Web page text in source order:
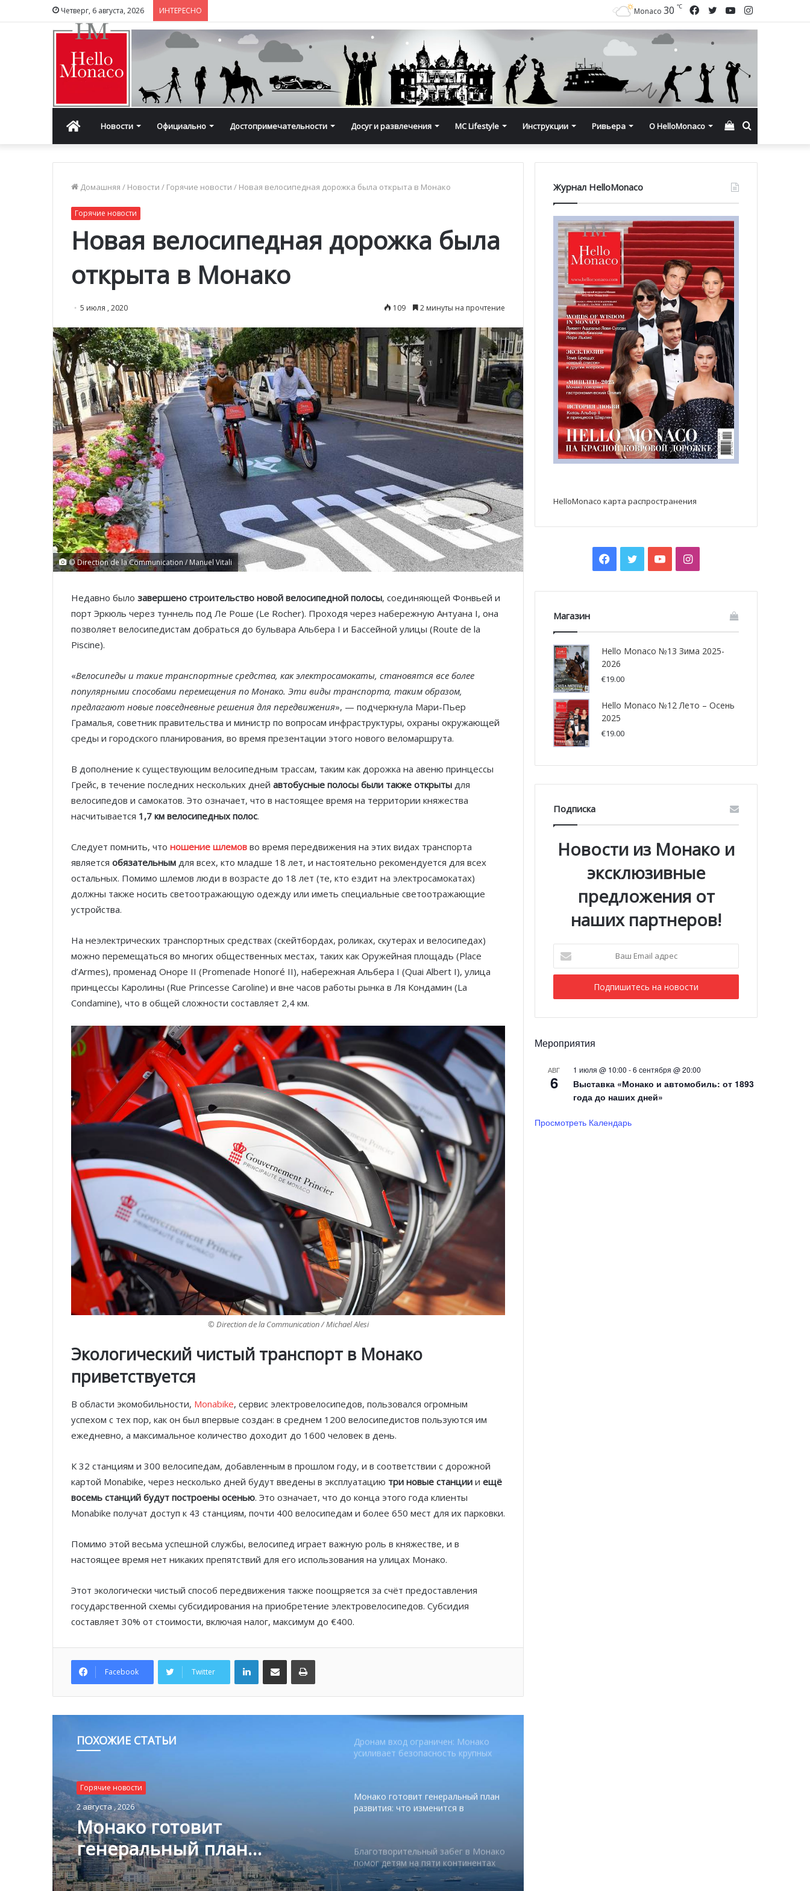
Четверг, 6 августа, 2026 ИНТЕРЕСНО Instagram
YouTube
Twitter
Facebook
Monaco 30 ℃
ГлавнаяНовости Официально Достопримечательности Досуг и развлечения MC Lifestyle Инструкции Ривьера О HelloMonaco Смотреть
корзину
Домашняя / Новости / Горячие новости / Новая велосипедная дорожка была открыта в Монако
Горячие новости
Новая велосипедная дорожка была
открыта в Монако
5 июля , 2020 109 2 минуты на прочтение
© Direction de la Communication / Manuel Vitali
Недавно было завершено строительство новой велосипедной полосы, соединяющей Фонвьей и
порт Эркюль через туннель под Ле Роше (Le Rocher). Проходя через набережную Антуана I, она
позволяет велосипедистам добраться до бульвара Альбера I и Бассейной улицы (Route de la
Piscine).
«Велосипеды и такие транспортные средства, как электросамокаты, становятся все более
популярными способами перемещения по Монако. Эти виды транспорта, таким образом,
предлагают новые повседневные решения для передвижения», — подчеркнула Мари-Пьер
Грамалья, советник правительства и министр по вопросам инфраструктуры, охраны окружающей
среды и городского планирования, во время презентации этого нового веломаршрута.
В дополнение к существующим велосипедным трассам, таким как дорожка на авеню принцессы
Грейс, в течение последних нескольких дней автобусные полосы были также открыты для
велосипедов и самокатов. Это означает, что в настоящее время на территории княжества
насчитывается 1,7 км велосипедных полос.
Следует помнить, что ношение шлемов во время передвижения на этих видах транспорта
является обязательным для всех, кто младше 18 лет, и настоятельно рекомендуется для всех
остальных. Помимо шлемов люди в возрасте до 18 лет (те, кто ездит на электросамокатах)
должны также носить светоотражающую одежду или иметь специальные светоотражающие
устройства.
На неэлектрических транспортных средствах (скейтбордах, роликах, скутерах и велосипедах)
можно перемещаться во многих общественных местах, таких как Оружейная площадь (Place
d’Armes), променад Оноре II (Promenade Honoré II), набережная Альбера I (Quai Albert I), улица
принцессы Каролины (Rue Princesse Caroline) и вне часов работы рынка в Ля Кондамин (La
Condamine), что в общей сложности составляет 2,4 км.
© Direction de la Communication / Michael Alesi
Экологический чистый транспорт в Монако
приветствуется
В области экомобильности, Monabike, сервис электровелосипедов, пользовался огромным
успехом с тех пор, как он был впервые создан: в среднем 1200 велосипедистов пользуются им
ежедневно, а максимальное количество доходит до 1600 человек в день.
К 32 станциям и 300 велосипедам, добавленным в прошлом году, и в соответствии с дорожной
картой Monabike, через несколько дней будут введены в эксплуатацию три новые станции и ещё
восемь станций будут построены осенью. Это означает, что до конца этого года клиенты
Monabike получат доступ к 43 станциям, почти 400 велосипедам и более 650 мест для их парковки.
Помимо этой весьма успешной службы, велосипед играет важную роль в княжестве, и в
настоящее время нет никаких препятствий для его использования на улицах Монако.
Этот экологически чистый способ передвижения также поощряется за счёт предоставления
государственной схемы субсидирования на приобретение электровелосипедов. Субсидия
составляет 30% от стоимости, включая налог, максимум до €400.
Facebook Twitter
LinkedInПоделиться по электронной почте Распечатать
ПОХОЖИЕ СТАТЬИ
Горячие новости
1 августа , 2026
Благотворительный забег в
Монако помог детям на
пяти континентах
Князь Альбер II и Принцесса
Шарлен посетили 77-й Бал
Красного Креста Монако
Шарль Леклер вновь в борьбе:
Ferrari набирает скорость перед
паузой
SBM и Be Safe Monaco продлили
летних ночей
с драгоценностями на сумму свыше
усиливает безопасность крупных
Монако готовит генеральный план
развития: что изменится в
Благотворительный забег в Монако
помог детям на пяти континентах
После финиша начинается главное:
Монако подсчитывает
экономическую ценность Гран-при
Формулы-1
Журнал HelloMonaco
HelloMonaco карта распространения
Facebook
TwitterYouTubeInstagram
Магазин
Hello Monaco №13 Зима 2025-
2026
€19.00
Hello Monaco №12 Лето – Осень
2025
€19.00
Подписка
Новости из Монако и
эксклюзивные
предложения от
наших партнеров!
Email
адрес
Мероприятия
АВГ
6
1 июля @ 10:00 -6 сентября @ 20:00
Выставка «Монако и автомобиль: от 1893
года до наших дней»
Просмотреть Календарь